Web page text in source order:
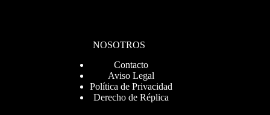
NOSOTROS
Contacto
Aviso Legal
Política de Privacidad
Derecho de Réplica